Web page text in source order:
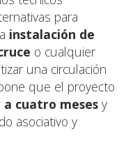
para
instalación de
o cualquier
una circulación
que el proyecto
cuatro meses y
asociativo y